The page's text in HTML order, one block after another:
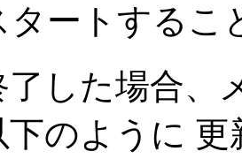
タートするこ
了した場合、
下のように 更